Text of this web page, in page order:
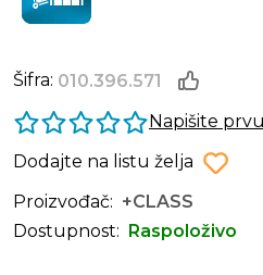
Šifra: 010.396.571
Napišite
Dodajte na listu želja
Proizvođač: +CLASS
Dostupnost:
Raspoloživo